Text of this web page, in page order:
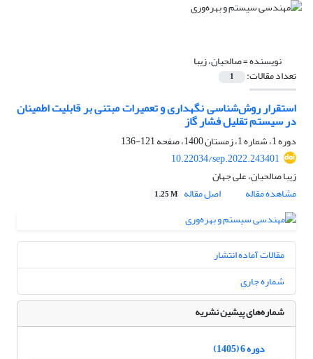
نویسنده =صالحیان، زیبا
تعداد مقالات: 1
استقرار روش‌شناسی نگهداری و تعمیرات مبتنی بر قابلیت اطمینان
در سیستم تقلیل فشار گاز
دوره 1، شماره 1، زمستان 1400، صفحه
121-136
10.22034/sep.2022.243401
زیبا صالحیان، علی جهان
مشاهده مقاله
اصل مقاله 1.25 M
مقالات آماده انتشار
شماره جاری
شماره‌های پیشین نشریه
دوره 6 (1405)